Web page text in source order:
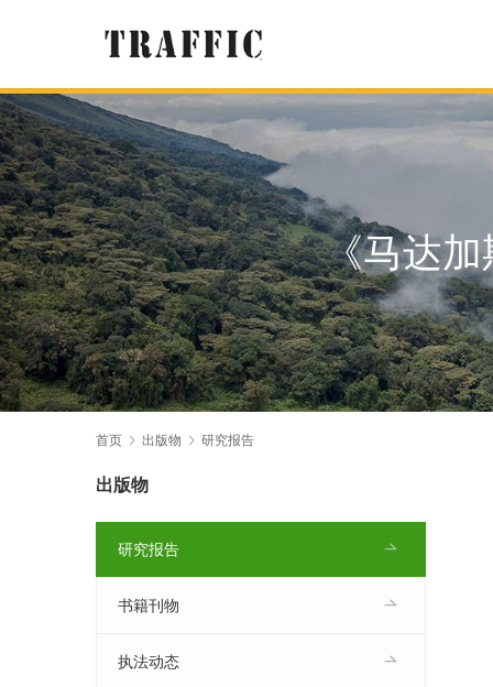
《马达
首页 出版物 研究报告
出版物
研究报告
书籍刊物
执法动态